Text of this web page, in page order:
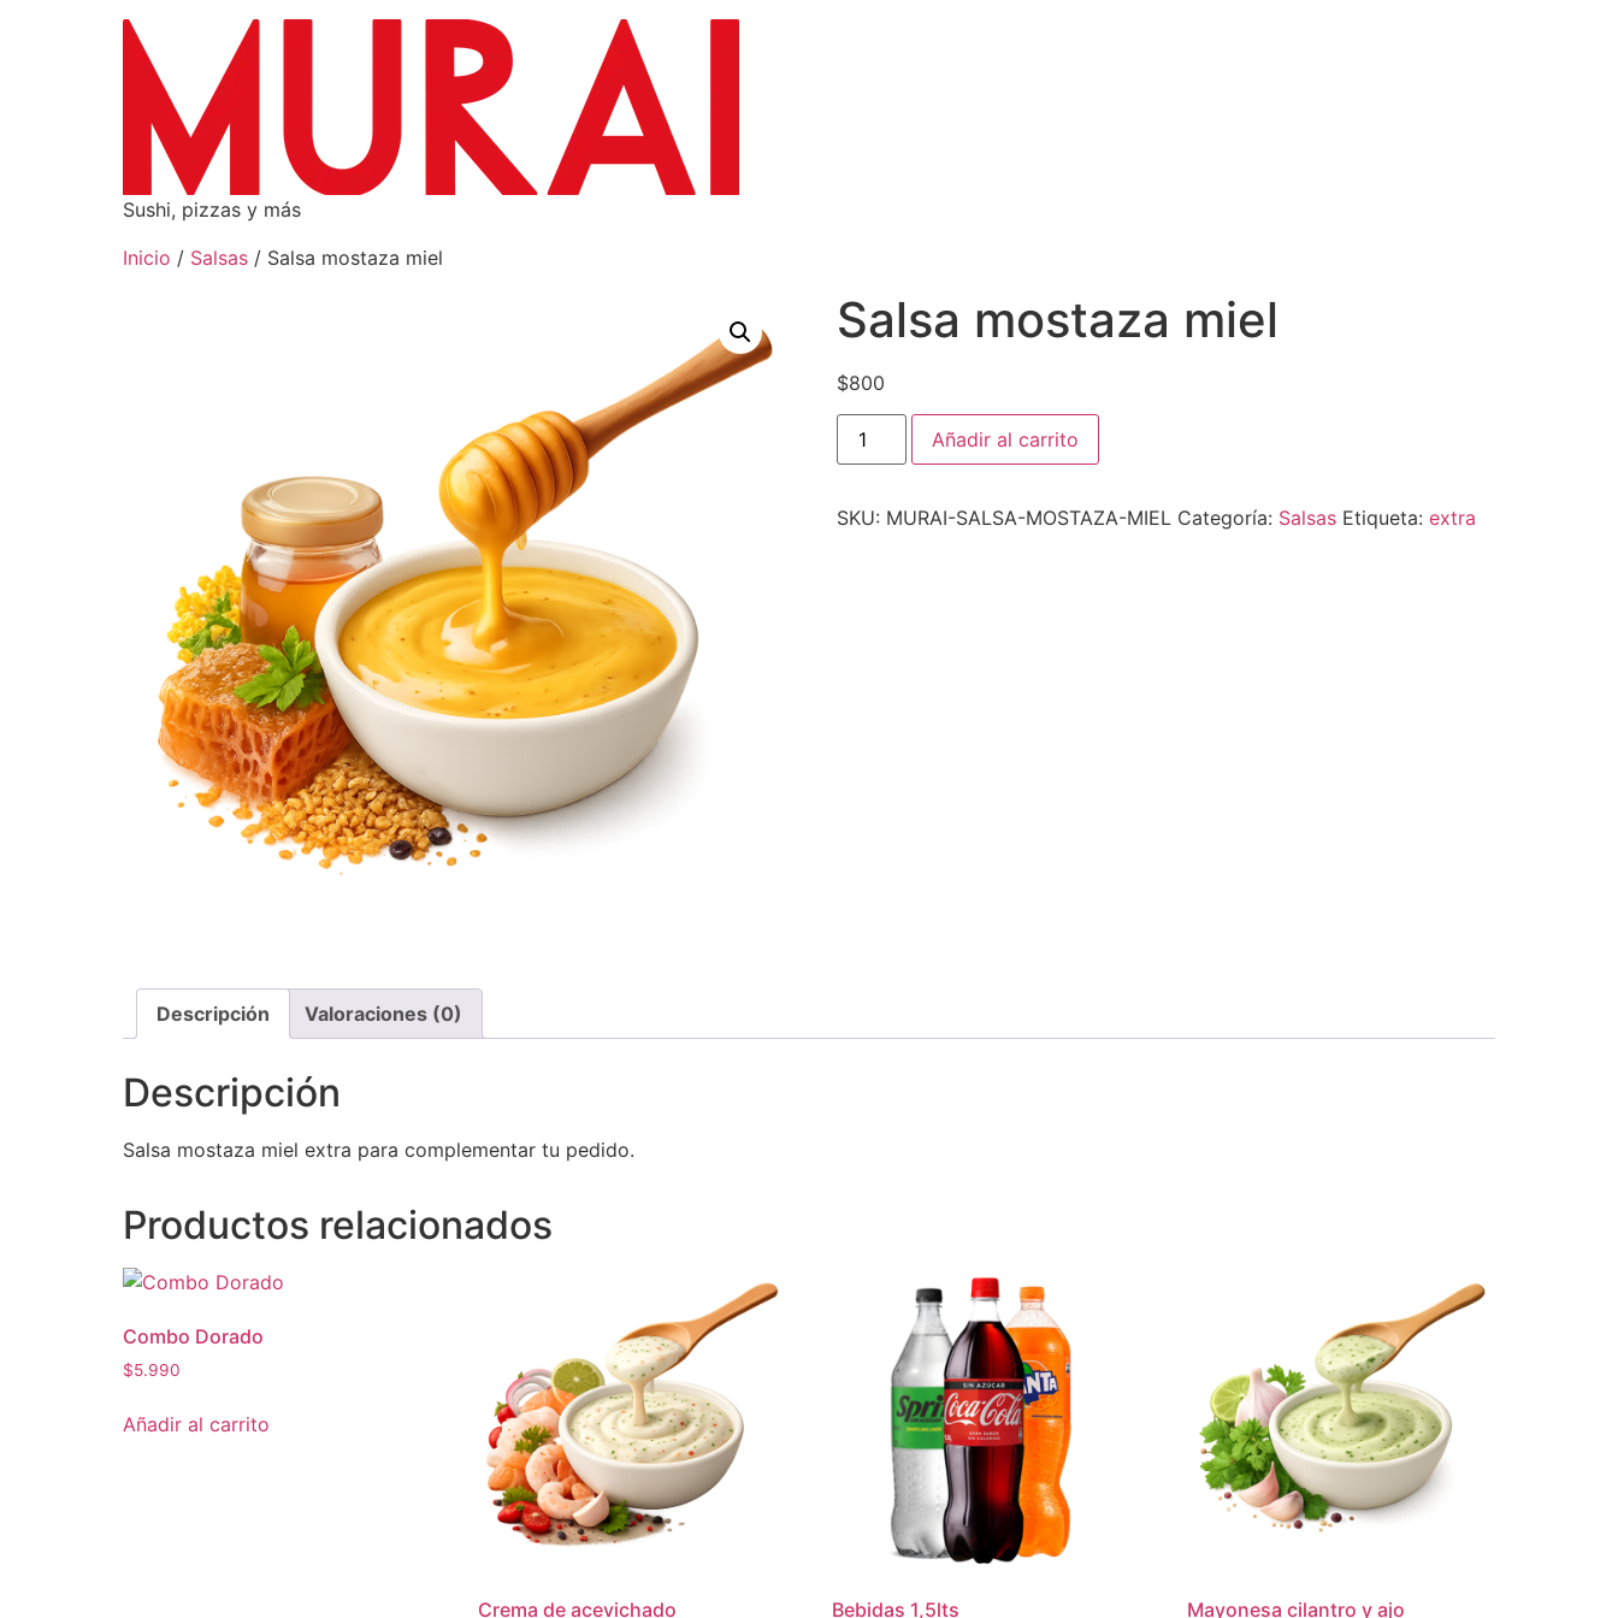
Sushi, pizzas y más
Inicio / Salsas / Salsa mostaza miel
Salsa mostaza miel
$800
Añadir al carrito
SKU: MURAI-SALSA-MOSTAZA-MIEL Categoría: Salsas Etiqueta: extra
Descripción Valoraciones (0)
Descripción
Salsa mostaza miel extra para complementar tu pedido.
Productos relacionados
Combo Dorado
$5.990
Añadir al carrito
Crema de acevichado Bebidas 1,5lts Mayonesa cilantro y ajo